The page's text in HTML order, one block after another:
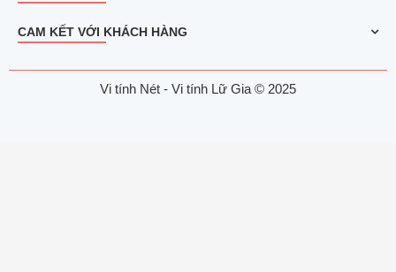
CAM KẾT VỚI KHÁCH HÀNG
Vi tính Nét - Vi tính Lữ Gia © 2025